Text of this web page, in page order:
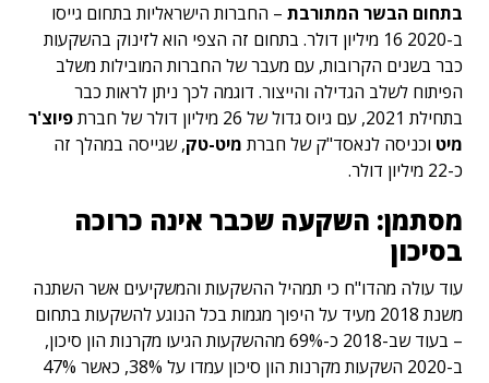
בתחום הבשר המתורבת – החברות הישראליות בתחום גייסו
ב-2020 16 מיליון דולר. בתחום זה הצפי הוא לזינוק בהשקעות
כבר בשנים הקרובות, עם מעבר של החברות המובילות משלב
הפיתוח לשלב הגדילה והייצור. דוגמה לכך ניתן לראות כבר
בתחילת 2021, עם גיוס גדול של 26 מיליון דולר של חברת
פיוצ'ר
מיט וכניסה לנאסד"ק של חברת מיט-טק, שגייסה במהלך זה
כ-22 מיליון דולר.
מסתמן: השקעה שכבר אינה כרוכה
בסיכון
עוד עולה מהדו"ח כי תמהיל ההשקעות והמשקיעים אשר השתנה
משנת 2018 מעיד על היפוך מגמות בכל הנוגע להשקעות בתחום
– בעוד שב-2018 כ-69% מההשקעות הגיעו מקרנות הון סיכון,
ב-2020 השקעות מקרנות הון סיכון עמדו על 38%, כאשר 47%